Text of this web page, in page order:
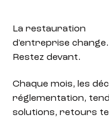
La restauration
d'entreprise change.
Restez devant.
Chaque mois, les
réglementation,
solutions, retours